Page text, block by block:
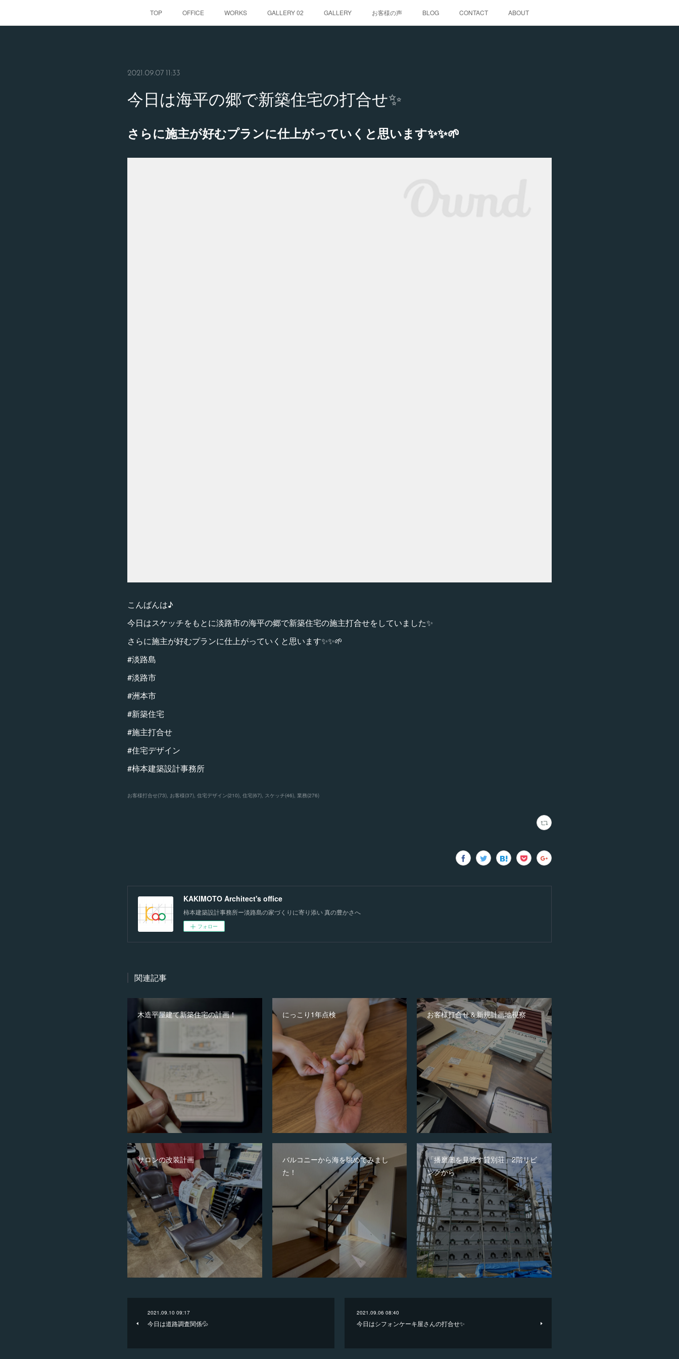
TOP OFFICE WORKS GALLERY 02 GALLERY お客様の声 BLOG CONTACT ABOUT
2021.09.07 11:33
今日は海平の郷で新築住宅の打合せ✨
さらに施主が好むプランに仕上がっていくと思います✨✨🌱
こんばんは♪
今日はスケッチをもとに淡路市の海平の郷で新築住宅の施主打合せをしていました✨
さらに施主が好むプランに仕上がっていくと思います✨✨🌱
#淡路島
#淡路市
#洲本市
#新築住宅
#施主打合せ
#住宅デザイン
#柿本建築設計事務所
お客様打合せ(73) お客様(37) 住宅デザイン(210) 住宅(67) スケッチ(46) 業務(276)
KAKIMOTO Architect's office
柿本建築設計事務所ー淡路島の家づくりに寄り添い 真の豊かさへ
フォロー
関連記事
木造平屋建て新築住宅の計画！ にっこり1年点検 お客様打合せ＆新規計画地視察
サロンの改装計画
バルコニーから海を眺めてみまし
た！
「播磨灘を見渡す貸別荘」2階リビ
ングから
2021.09.10 09:17
今日は道路調査関係💦
2021.09.06 08:40
今日はシフォンケーキ屋さんの打合せ✨